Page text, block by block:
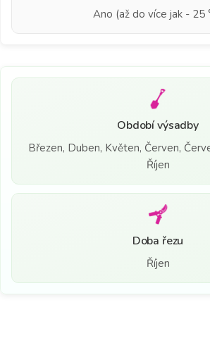
Ano (až do více jak - 25
Období výsadby
Březen, Duben, Květen, Červen,
Říjen
Doba řezu
Říjen